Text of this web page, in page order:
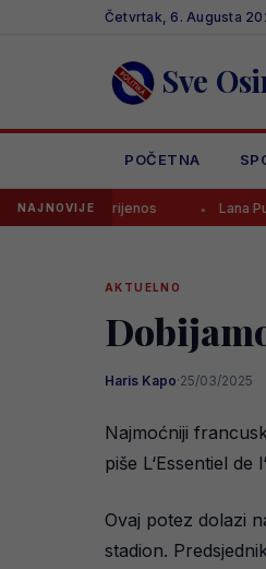
Četvrtak, 6. Augusta
Sve
POČETNA
NAJNOVIJE
prijenos Lana Pudar predvodi
AKTUELNO
Haris Kapo·25/03/2025
Najmoćniji
piše L‘Essentiel
Ovaj potez dolazi
stadion.